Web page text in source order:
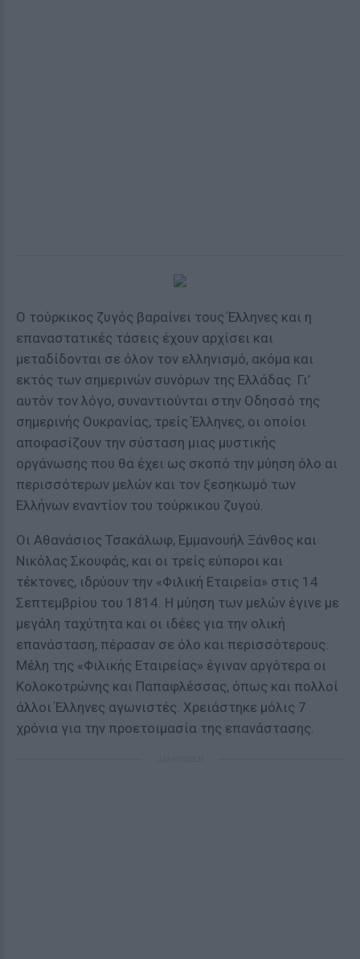
Ο τούρκικος ζυγός βαραίνει τους Έλληνες και η
επαναστατικές τάσεις έχουν αρχίσει και
μεταδίδονται σε όλον τον ελληνισμό, ακόμα και
εκτός των σημερινών συνόρων της Ελλάδας. Γι’
αυτόν τον λόγο, συναντιούνται στην Οδησσό της
σημερινής Ουκρανίας, τρείς Έλληνες, οι οποίοι
αποφασίζουν την σύσταση μιας μυστικής
οργάνωσης που θα έχει ως σκοπό την μύηση όλο αι
περισσότερων μελών και τον ξεσηκωμό των
Ελλήνων εναντίον του τούρκικου ζυγού.
Οι Αθανάσιος Τσακάλωφ, Εμμανουήλ Ξάνθος και
Νικόλας Σκουφάς, και οι τρείς εύποροι και
τέκτονες, ιδρύουν την «Φιλική Εταιρεία» στις 14
Σεπτεμβρίου του 1814. Η μύηση των μελών έγινε με
μεγάλη ταχύτητα και οι ιδέες για την ολική
επανάσταση, πέρασαν σε όλο και περισσότερους.
Μέλη της «Φιλικής Εταιρείας» έγιναν αργότερα οι
Κολοκοτρώνης και Παπαφλέσσας, όπως και πολλοί
άλλοι Έλληνες αγωνιστές. Χρειάστηκε μόλις 7
χρόνια για την προετοιμασία της επανάστασης.